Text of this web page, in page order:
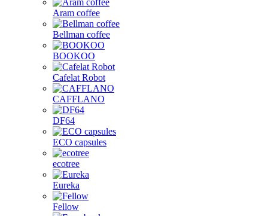
Aram coffee
Bellman coffee
BOOKOO
Cafelat Robot
CAFFLANO
DF64
ECO capsules
ecotree
Eureka
Fellow